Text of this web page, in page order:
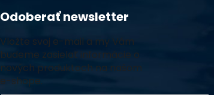
Odoberať newsletter
Vložte svoj e-mail a my Vám
budeme zasielať informácie o
nových produktoch na našom
e-shope.